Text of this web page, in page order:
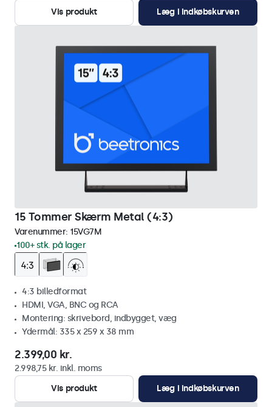
Vis produkt
Læg i indkøbskurven
15 Tommer Skærm Metal (4:3)
Varenummer: 15VG7M
100+ stk. på lager
4:3 billedformat
HDMI, VGA, BNC og RCA
Montering: skrivebord, indbygget, væg
Ydermål: 335 x 259 x 38 mm
2.399,00 kr.
2.998,75 kr. inkl. moms
Vis produkt
Læg i indkøbskurven